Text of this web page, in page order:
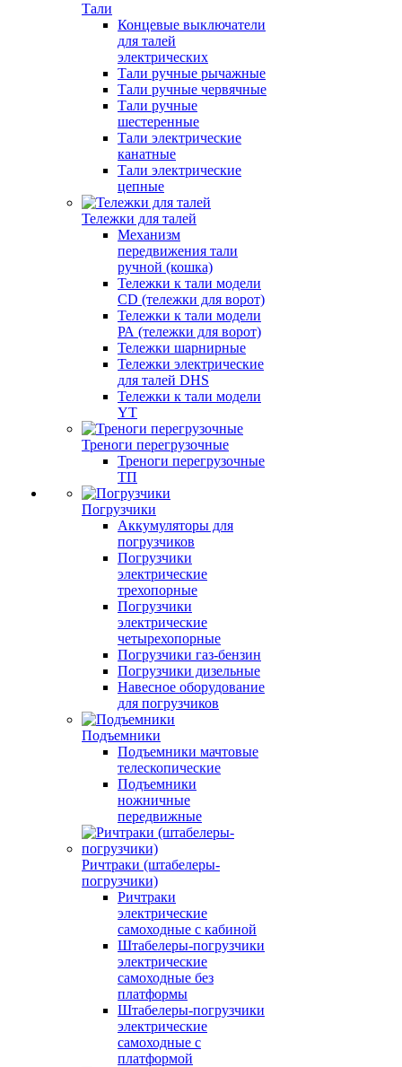
Тали
Концевые выключатели
для талей
электрических
Тали ручные рычажные
Тали ручные червячные
Тали ручные
шестеренные
Тали электрические
канатные
Тали электрические
цепные
Тележки для талей
Механизм
передвижения тали
ручной (кошка)
Тележки к тали модели
CD (тележки для ворот)
Тележки к тали модели
РА (тележки для ворот)
Тележки шарнирные
Тележки электрические
для талей DHS
Тележки к тали модели
YT
Треноги перегрузочные
Треноги перегрузочные
ТП
Погрузчики
Аккумуляторы для
погрузчиков
Погрузчики
электрические
трехопорные
Погрузчики
электрические
четырехопорные
Погрузчики газ-бензин
Погрузчики дизельные
Навесное оборудование
для погрузчиков
Подъемники
Подъемники мачтовые
телескопические
Подъемники
ножничные
передвижные
Ричтраки (штабелеры-
погрузчики)
Ричтраки
электрические
самоходные с кабиной
Штабелеры-погрузчики
электрические
самоходные без
платформы
Штабелеры-погрузчики
электрические
самоходные с
платформой